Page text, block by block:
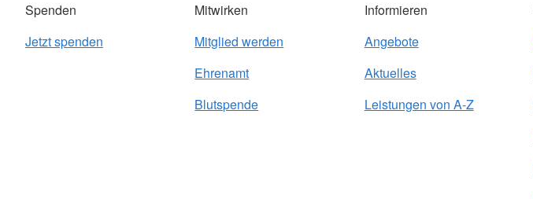
Spenden
Jetzt spenden
Mitwirken
Mitglied werden
Ehrenamt
Blutspende
Informieren
Angebote
Aktuelles
Leistungen von A-Z